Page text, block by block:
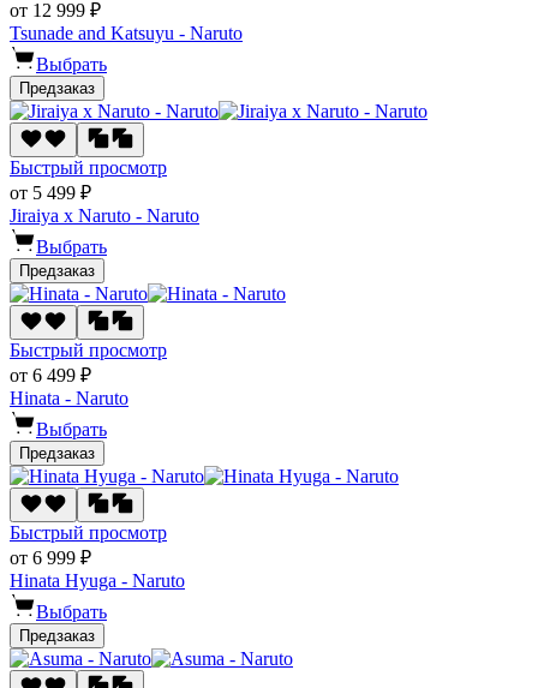
от 12 999 ₽
Tsunade and Katsuyu - Naruto
Выбрать
Предзаказ
Быстрый просмотр
от 5 499 ₽
Jiraiya x Naruto - Naruto
Выбрать
Предзаказ
Быстрый просмотр
от 6 499 ₽
Hinata - Naruto
Выбрать
Предзаказ
Быстрый просмотр
от 6 999 ₽
Hinata Hyuga - Naruto
Выбрать
Предзаказ